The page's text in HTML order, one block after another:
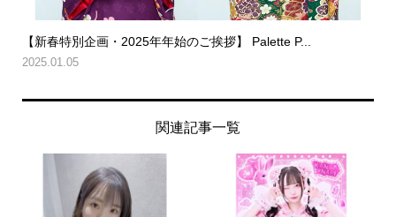
【新春特別企画・2025年年始のご挨拶】 Palette P...
2025.01.05
関連記事一覧